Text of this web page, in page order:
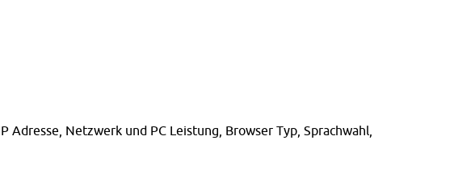
Adresse, Netzwerk und PC Leistung, Browser Typ, Sprachwahl,